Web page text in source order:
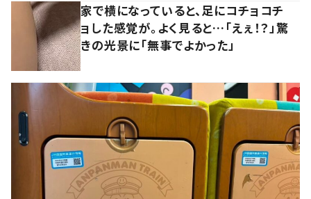
家で横になっていると、足にコチョコチ
ョした感覚が。よく見ると…「えぇ！？」驚
きの光景に「無事でよかった」